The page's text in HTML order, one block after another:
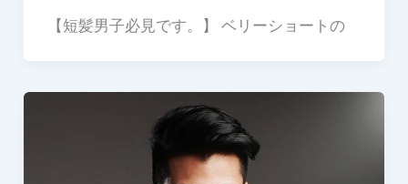
【短髪男子必見です。】 ベリーショートの